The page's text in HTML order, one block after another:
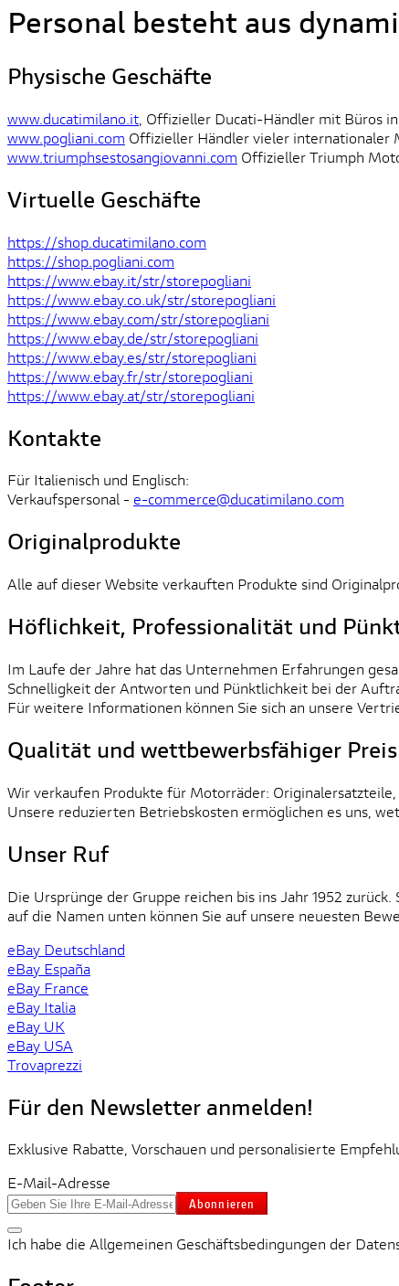
Personal besteht aus
Physische Geschäfte
www.ducatimilano.it , Offizieller Ducati-Händler mit Büros
www.pogliani.com Offizieller Händler vieler internationaler
www.triumphsestosangiovanni.com Offizieller Triumph
Virtuelle Geschäfte
https://shop.ducatimilano.com
https://shop.pogliani.com
https://www.ebay.it/str/storepogliani
https://www.ebay.co.uk/str/storepogliani
https://www.ebay.com/str/storepogliani
https://www.ebay.de/str/storepogliani
https://www.ebay.es/str/storepogliani
https://www.ebay.fr/str/storepogliani
https://www.ebay.at/str/storepogliani
Kontakte
Für Italienisch und Englisch:
Verkaufspersonal - e-commerce@ducatimilano.com
Originalprodukte
Alle auf dieser Website verkauften Produkte sind
Höflichkeit, Professionalität und
Im Laufe der Jahre hat das Unternehmen Erfahrungen
Schnelligkeit der Antworten und Pünktlichkeit bei der
Für weitere Informationen können Sie sich an unsere
Qualität und wettbewerbsfähiger Preis
Wir verkaufen Produkte für Motorräder:
Unsere reduzierten Betriebskosten ermöglichen es uns,
Unser Ruf
Die Ursprünge der Gruppe reichen bis ins Jahr 1952
auf die Namen unten können Sie auf unsere neuesten
eBay Deutschland
eBay España
eBay France
eBay Italia
eBay UK
eBay USA
Trovaprezzi
Für den Newsletter anmelden!
Exklusive Rabatte, Vorschauen und personalisierte
E-Mail-Adresse
Abonnieren
Ich habe die Allgemeinen Geschäftsbedingungen der